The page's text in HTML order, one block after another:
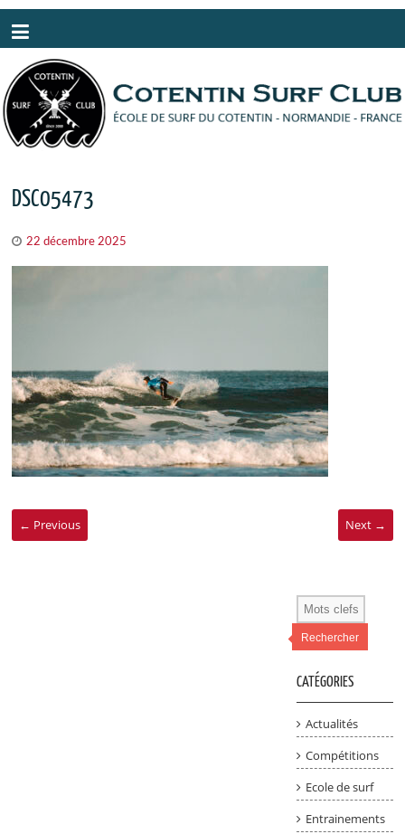
DSC05473
22 décembre 2025
← Previous Next →
Rechercher
CATÉGORIES
Actualités
Compétitions
Ecole de surf
Entrainements
Panneau de gestion des cookies